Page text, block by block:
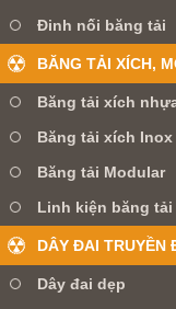
Đinh nối băng tải
BĂNG TẢI XÍCH,
Băng tải xích
Băng tải xích Inox
Băng tải Modular
Linh kiện băng tải
DÂY ĐAI TRUYỀN
Dây đai dẹp